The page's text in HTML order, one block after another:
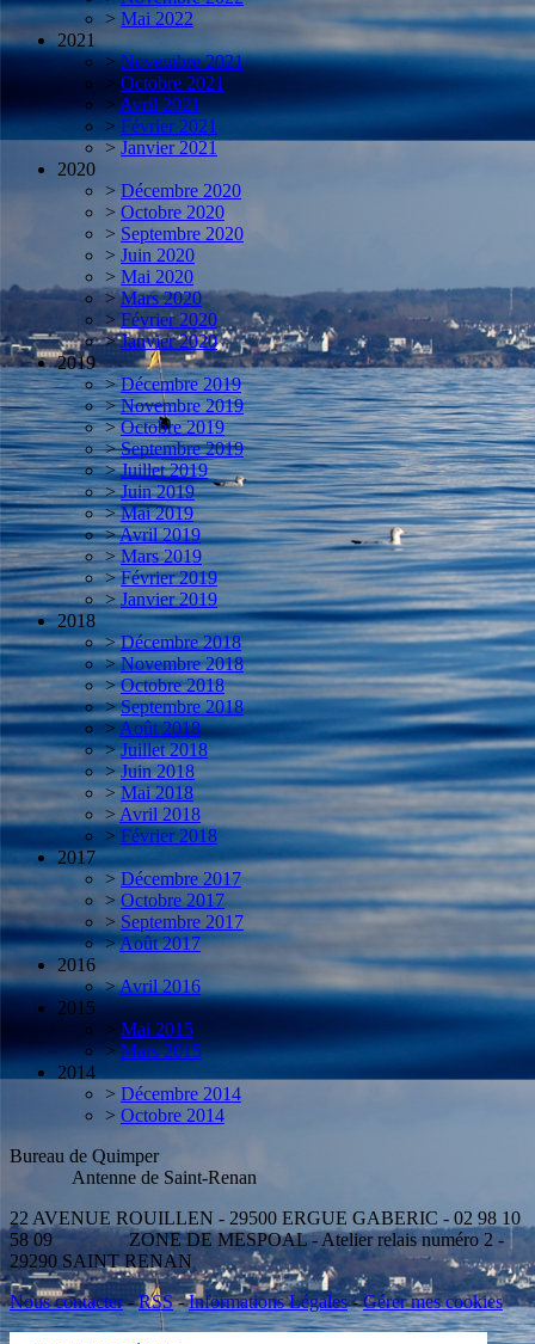
> Mai 2022
2021
> Novembre 2021
> Octobre 2021
> Avril 2021
> Février 2021
> Janvier 2021
2020
> Décembre 2020
> Octobre 2020
> Septembre 2020
> Juin 2020
> Mai 2020
> Mars 2020
> Février 2020
> Janvier 2020
2019
> Décembre 2019
> Novembre 2019
> Octobre 2019
> Septembre 2019
> Juillet 2019
> Juin 2019
> Mai 2019
>Avril 2019
> Mars 2019
> Février 2019
> Janvier 2019
2018
> Décembre 2018
> Novembre 2018
> Octobre 2018
> Septembre 2018
>Août 2018
> Juillet 2018
> Juin 2018
> Mai 2018
> Avril 2018
> Février 2018
2017
> Décembre 2017
> Octobre 2017
> Septembre 2017
>Août 2017
2016
>Avril 2016
2015
> Mai 2015
> Mars 2015
2014
> Décembre 2014
> Octobre 2014
Bureau de Quimper
Antenne de Saint-Renan
22 AVENUE ROUILLEN - 29500 ERGUE GABERIC - 02 98 10
58 09 ZONE DE MESPOAL - Atelier relais numéro 2 -
29290 SAINT RENAN
Nous contacter-RSS-Informations Légales-Gérer mes cookies